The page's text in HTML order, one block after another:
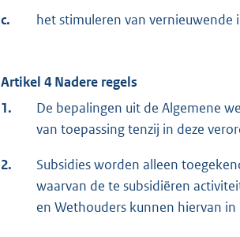
c. het stimuleren van vernieuwende
Artikel 4 Nadere regels
1.
De bepalingen uit de Algemene
van toepassing tenzij in deze
2.
Subsidies worden alleen
waarvan de te subsidiëren
en Wethouders kunnen hiervan